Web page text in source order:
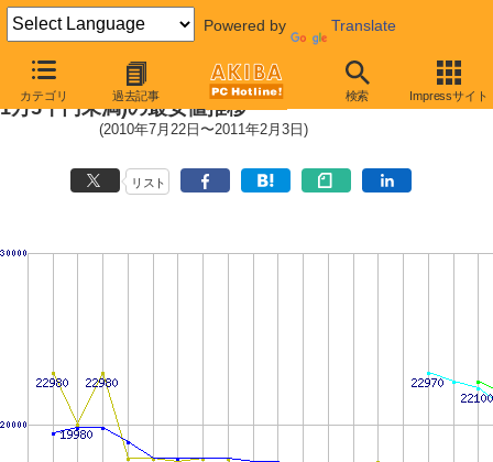
Powered by Translate
カテゴリ 過去記事 検索 Impressサイト
HDD/SSD主要製品(最安値1万円〜
1万5千円未満)の最安値推移
(2010年7月22日〜2011年2月3日)
リスト